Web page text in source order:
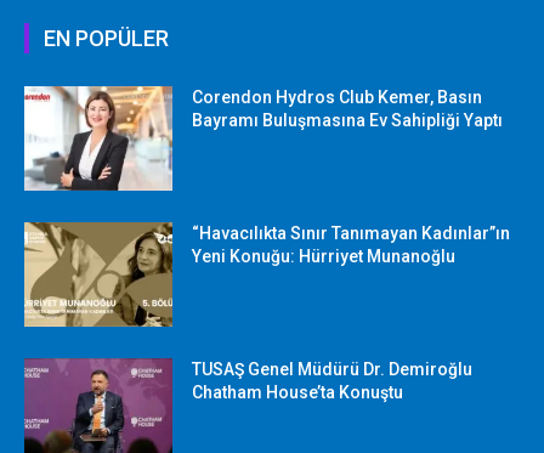
EN POPÜLER
Corendon Hydros Club Kemer, Basın
Bayramı Buluşmasına Ev Sahipliği Yaptı
“Havacılıkta Sınır Tanımayan Kadınlar”ın
Yeni Konuğu: Hürriyet Munanoğlu
TUSAŞ Genel Müdürü Dr. Demiroğlu
Chatham House’ta Konuştu